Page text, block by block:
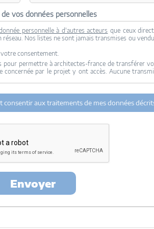
vos données personnelles
personnelle à d'autres acteurs que ceux
Nos listes ne sont jamais transmises ou
consentement.
pour permettre à architectes-france de transférer
par le projet y ont accès. Aucune
à partir des derniers contacts effectifs
exercer votre droit d'accès aux données vous
consentir aux traitements de mes données
Envoyer